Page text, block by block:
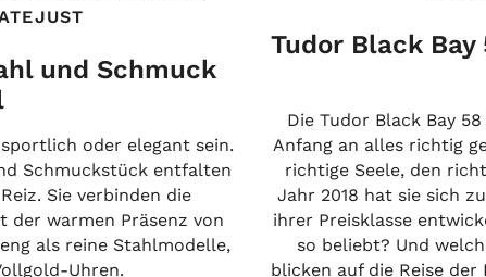
und Schmuck
oder elegant sein.
Schmuckstück entfalten
Sie verbinden die
der warmen Präsenz von
als reine Stahlmodelle,
Uhren.
Tudor Black
Die Tudor Black Bay
Anfang an alles richtig
richtige Seele, den
Jahr 2018 hat sie sich
ihrer Preisklasse
so beliebt? Und
blicken auf die Reise